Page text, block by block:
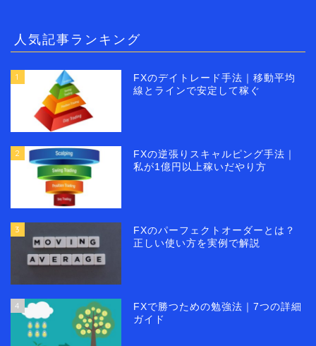
人気記事ランキング
1
FXのデイトレード手法｜移動平均
線とラインで安定して稼ぐ
2
FXの逆張りスキャルピング手法｜
私が1億円以上稼いだやり方
3
FXのパーフェクトオーダーとは？
正しい使い方を実例で解説
4
FXで勝つための勉強法｜7つの詳細
ガイド